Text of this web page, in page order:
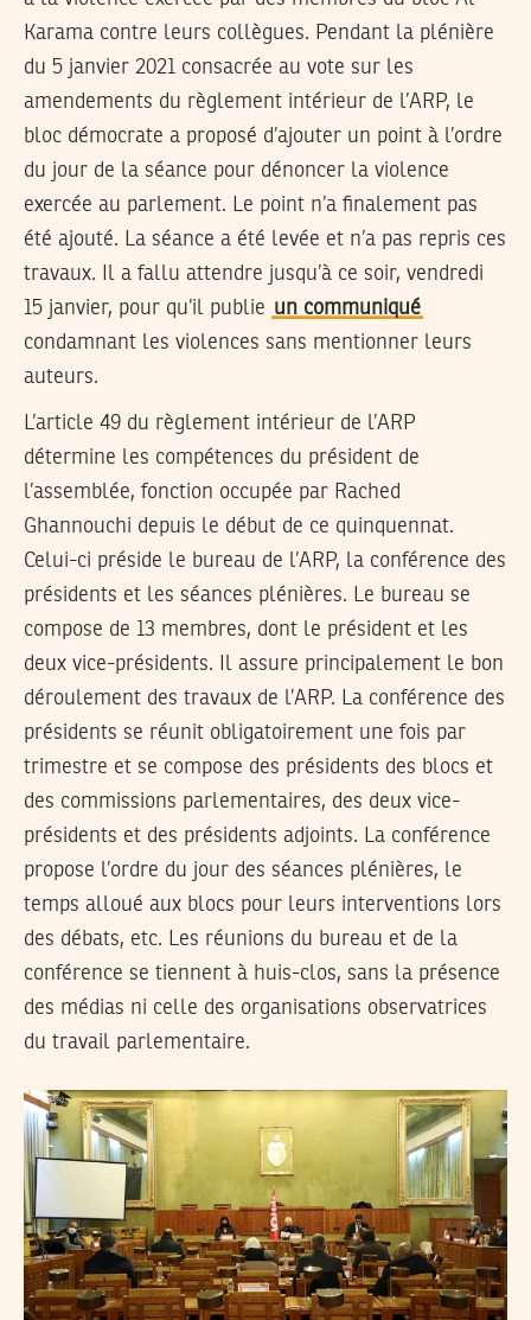
Karama contre leurs collègues. Pendant la plénière
du 5 janvier 2021 consacrée au vote sur les
amendements du règlement intérieur de l’ARP, le
bloc démocrate a proposé d’ajouter un point à l’ordre
du jour de la séance pour dénoncer la violence
exercée au parlement. Le point n’a finalement pas
été ajouté. La séance a été levée et n’a pas repris ces
travaux. Il a fallu attendre jusqu’à ce soir, vendredi
15 janvier, pour qu’il publie un communiqué
condamnant les violences sans mentionner leurs
auteurs.
L’article 49 du règlement intérieur de l’ARP
détermine les compétences du président de
l’assemblée, fonction occupée par Rached
Ghannouchi depuis le début de ce quinquennat.
Celui-ci préside le bureau de l’ARP, la conférence des
présidents et les séances plénières. Le bureau se
compose de 13 membres, dont le président et les
deux vice-présidents. Il assure principalement le bon
déroulement des travaux de l’ARP. La conférence des
présidents se réunit obligatoirement une fois par
trimestre et se compose des présidents des blocs et
des commissions parlementaires, des deux vice-
présidents et des présidents adjoints. La conférence
propose l’ordre du jour des séances plénières, le
temps alloué aux blocs pour leurs interventions lors
des débats, etc. Les réunions du bureau et de la
conférence se tiennent à huis-clos, sans la présence
des médias ni celle des organisations observatrices
du travail parlementaire.